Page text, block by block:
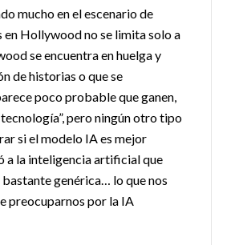
mucho en el escenario de
en Hollywood no se limita solo a
se encuentra en huelga y
de historias o que se
poco probable que ganen,
pero ningún otro tipo
si el modelo IA es mejor
a la inteligencia artificial que
genérica… lo que nos
preocuparnos por la IA